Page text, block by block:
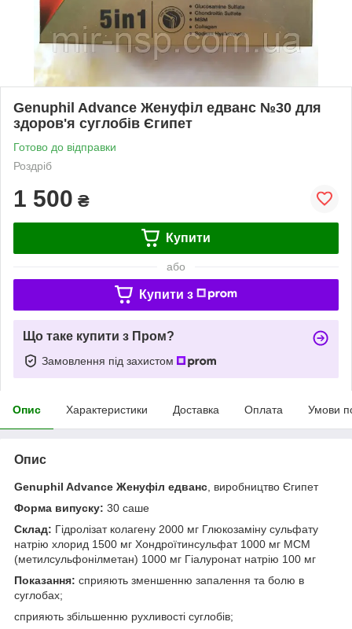
Genuphil Advance Женуфіл едванс №30 для
здоров'я суглобів Єгипет
Готово до відправки
Роздріб
1 500 ₴
Купити
або
Купити з
Що таке купити з Пром?
Замовлення під захистом
Опис Характеристики Доставка Оплата Умови
Опис
Genuphil Advance Женуфіл едванс , виробництво Єгипет
Форма випуску: 30 саше
Склад: Гідролізат колагену 2000 мг Глюкозаміну сульфату
натрію хлорид 1500 мг Хондроїтинсульфат 1000 мг МСМ
(метилсульфонілметан) 1000 мг Гіалуронат натрію 100 мг
Показання: сприяють зменшенню запалення та болю в
суглобах;
сприяють збільшенню рухливості суглобів;